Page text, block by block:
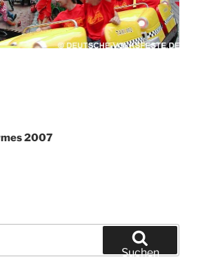
2007
Suchen